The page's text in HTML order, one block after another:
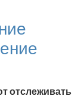
отслеживать